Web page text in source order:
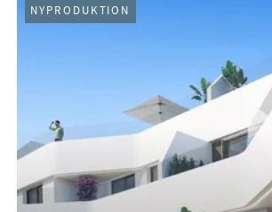
NYPRODUKTION